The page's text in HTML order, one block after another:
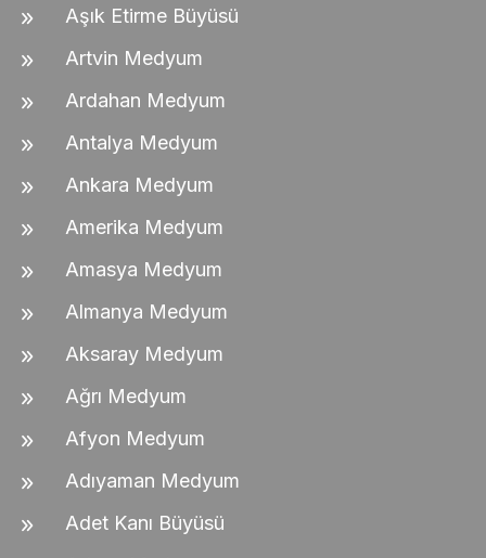
Aşık Etirme Büyüsü
Artvin Medyum
Ardahan Medyum
Antalya Medyum
Ankara Medyum
Amerika Medyum
Amasya Medyum
Almanya Medyum
Aksaray Medyum
Ağrı Medyum
Afyon Medyum
Adıyaman Medyum
Adet Kanı Büyüsü